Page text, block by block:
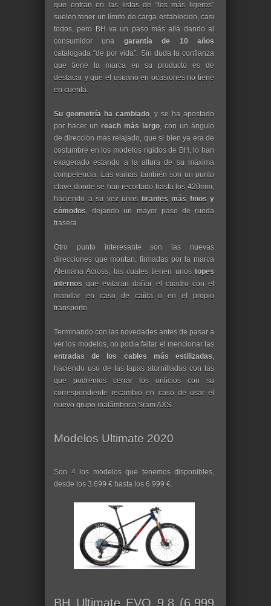
que entran en las listas de “los más ligeros”
suelen tener un límite de carga establecido, casi
todos, pero BH va un paso más allá dando al
consumidor una garantía de 10 años
catalogada “de por vida”. Sin duda la confianza
que tiene la marca en su producto es de
destacar y que el usuario en ocasiones no tiene
en cuenta.
Su geometría ha cambiado, y se ha apostado
por hacer un reach más largo, con un ángulo
de dirección más relajado, que si bien ya era de
costumbre en los modelos rígidos de BH, lo han
exagerado estando a la altura de su máxima
competencia. Las vainas también son un punto
clave donde se han recortado hasta los 420mm,
haciendo a su vez unos tirantes más finos y
cómodos, dejando un mayor paso de rueda
trasera.
Otro punto interesante son las nuevas
direcciones que montan, firmadas por la marca
Alemana Across, las cuales tienen unos topes
internos que evitaran dañar el cuadro con el
manillar en caso de caída o en el propio
transporte.
Terminando con las novedades antes de pasar a
ver los modelos, no podía faltar el mencionar las
entradas de los cables más estilizadas,
haciendo uso de las tapas atornilladas con las
que podremos cerrar los orificios con su
correspondiente recambio en caso de usar el
nuevo grupo inalámbrico Sram AXS.
Modelos Ultimate 2020
Son 4 los modelos que tenemos disponibles,
desde los 3.699 € hasta los 6.999 €.
BH Ultimate EVO 9.8 (6.999